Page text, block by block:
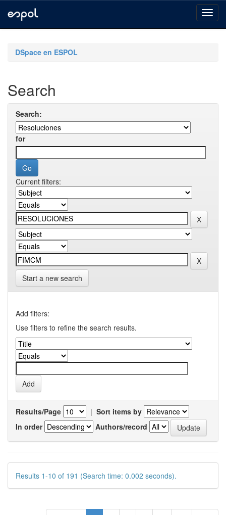
navigationDSpace en ESPOL
Search
Search:
for
Current filters:
Start a new search
Add filters:
Use filters to refine the search results.
Results/Page | Sort items by
In order
Authors/record
Results 1-10 of 191 (Search time: 0.002 seconds).